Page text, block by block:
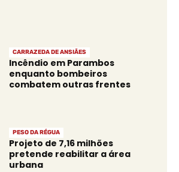
CARRAZEDA DE ANSIÃES
Incêndio em Parambos
enquanto bombeiros
combatem outras frentes
PESO DA RÉGUA
Projeto de 7,16 milhões
pretende reabilitar a área
urbana